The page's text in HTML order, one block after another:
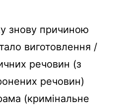
знову причиною
виготовлення /
речовин (з
речовин)
(кримінальне